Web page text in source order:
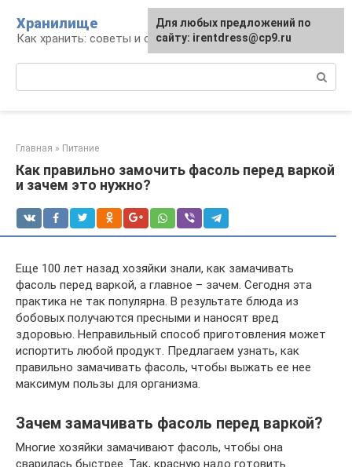
контенту
Хранилище
Как хранить: советы и опыт
Главная » Питание
Как правильно замочить фасоль перед варкой
и зачем это нужно?
Еще 100 лет назад хозяйки знали, как замачивать
фасоль перед варкой, а главное – зачем. Сегодня эта
практика не так популярна. В результате блюда из
бобовых получаются пресными и наносят вред
здоровью. Неправильный способ приготовления может
испортить любой продукт. Предлагаем узнать, как
правильно замачивать фасоль, чтобы выжать ее нее
максимум пользы для организма.
Зачем замачивать фасоль перед варкой?
Многие хозяйки замачивают фасоль, чтобы она
сварилась быстрее. Так, красную надо готовить
Для любых предложений по
сайту: irentdress@cp9.ru